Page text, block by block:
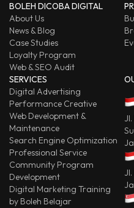
BOLEH DICOBA DIGITAL
About Us
News & Blog
Case Studies
Loyalty Program
Web & SEO Audit
SERVICES
Digital Advertising
Performance Creative
Web Development &
Maintenance
Search Engine Optimization
Professional Service
Community Program
Development
Digital Marketing Training
by Boleh Belajar